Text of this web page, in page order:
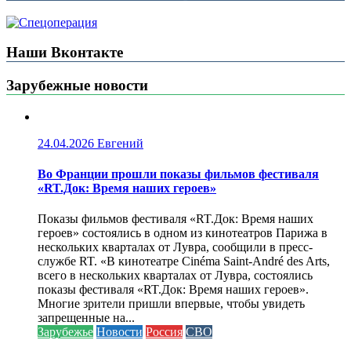
Наши Вконтакте
Зарубежные новости
24.04.2026 Евгений
Во Франции прошли показы фильмов фестиваля
«RT.Док: Время наших героев»
Показы фильмов фестиваля «RT.Док: Время наших
героев» состоялись в одном из кинотеатров Парижа в
нескольких кварталах от Лувра, сообщили в пресс-
службе RT. «В кинотеатре Cinéma Saint-André des Arts,
всего в нескольких кварталах от Лувра, состоялись
показы фестиваля «RT.Док: Время наших героев».
Многие зрители пришли впервые, чтобы увидеть
запрещенные на...
Зарубежье Новости Россия СВО